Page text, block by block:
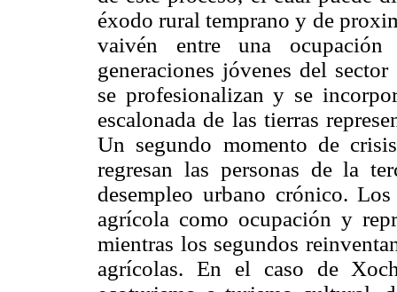
éxodo rural temprano y de
vaivén entre una
generaciones jóvenes del
se profesionalizan y se
escalonada de las tierras
Un segundo momento de
regresan las personas de la
desempleo urbano crónico.
agrícola como ocupación y
mientras los segundos
agrícolas. En el caso de